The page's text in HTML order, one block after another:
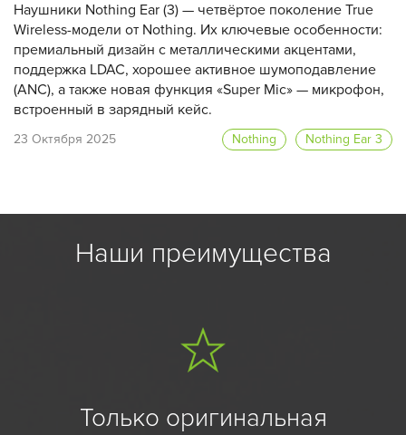
Наушники Nothing Ear (3) — четвёртое поколение True
Wireless-модели от Nothing. Их ключевые особенности:
премиальный дизайн с металлическими акцентами,
поддержка LDAC, хорошее активное шумоподавление
(ANC), а также новая функция «Super Mic» — микрофон,
встроенный в зарядный кейс.
23 Октября 2025 Nothing Nothing Ear 3
Наши преимущества
Только оригинальная